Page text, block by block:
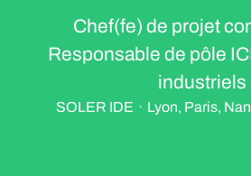
Chef(fe) de projet
Responsable de pôle
industriels
SOLER IDE · Lyon, Paris,